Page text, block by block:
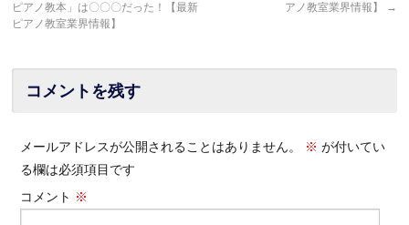
ピアノ教本」は〇〇〇だった！【最新
ピアノ教室業界情報】
アノ教室業界情報】 →
コメントを残す
メールアドレスが公開されることはありません。 ※ が付いてい
る欄は必須項目です
コメント ※